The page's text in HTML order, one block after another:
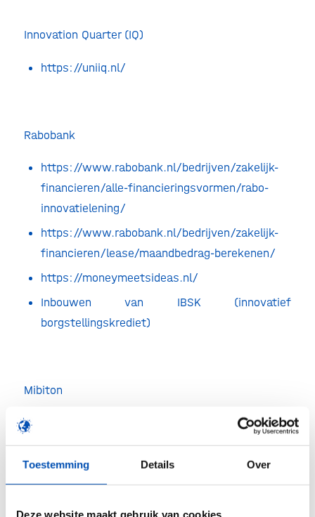
Toestemming Details Over
Deze website maakt gebruik van cookies
Innovation Quarter (IQ)
https://uniiq.nl/
Rabobank
https://www.rabobank.nl/bedrijven/zakelijk-
financieren/alle-financieringsvormen/rabo-
innovatielening/
https://www.rabobank.nl/bedrijven/zakelijk-
financieren/lease/maandbedrag-berekenen/
https://moneymeetsideas.nl/
Inbouwen van IBSK (innovatief
borgstellingskrediet)
Mibiton
UWV – getting started while receiving
unemployment payments